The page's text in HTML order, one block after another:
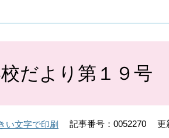
タ
だより第１９号
い文字で印刷 記事番号：0052270 更